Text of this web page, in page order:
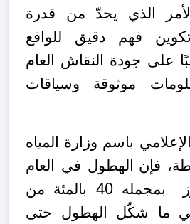
الذي يحدّ من قدرة
فهم دقيق للواقع
على جودة النقاش العام
موثوقة وسياقات
باسم وزارة المياه
فإن الهطول في العام
الماضي لا يتجاوز بمجمله 40 بالمئة؜ من
في ما شكّل الهطول حتى